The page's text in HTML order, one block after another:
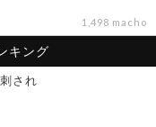
1,498 macho
キング
され